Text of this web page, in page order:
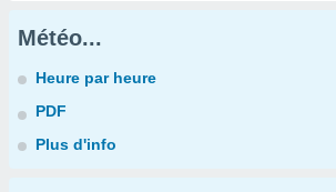
Météo...
Heure par heure
PDF
Plus d'info